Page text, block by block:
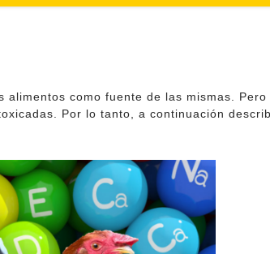
como fuente de las mismas.
Por lo tanto, a continuación